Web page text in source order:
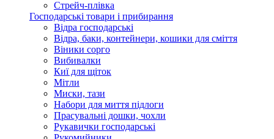
Стрейч-плівка
Господарські товари і прибирання
Відра господарські
Відра, баки, контейнери, кошики для сміття
Віники сорго
Вибивалки
Киї для щіток
Мітли
Миски, тази
Набори для миття підлоги
Прасувальні дошки, чохли
Рукавички господарські